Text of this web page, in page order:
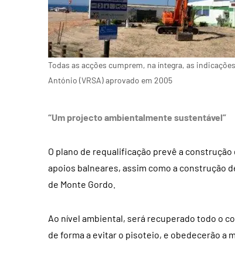
Todas as acções cumprem, na íntegra, as
António (VRSA) aprovado em 2005
“Um projecto ambientalmente sustentável”
O plano de requalificação prevê a
apoios balneares, assim como a construção
de Monte Gordo.
Ao nível ambiental, será recuperado todo o
de forma a evitar o pisoteio, e obedecerão a